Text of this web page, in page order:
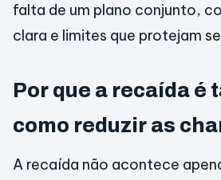
falta de um plano conjunto,
clara e limites que protejam
Por que a recaída é
como reduzir as
A recaída não acontece